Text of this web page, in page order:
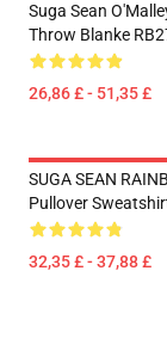
Suga Sean
Throw Blanke
26,86 £ - 51,35 £
SUGA SEAN
Pullover
32,35 £ - 37,88 £